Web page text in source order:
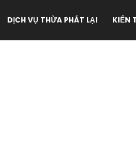
DỊCH VỤ THỪA PHÁT LẠI KIẾN